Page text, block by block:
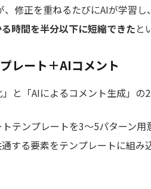
修正を重ねるたびにAIが学習
時間を半分以下に短縮できたと
レート＋AIコメント
と「AIによるコメント生成」の2
テンプレートを3〜5パターン
する要素をテンプレートに組